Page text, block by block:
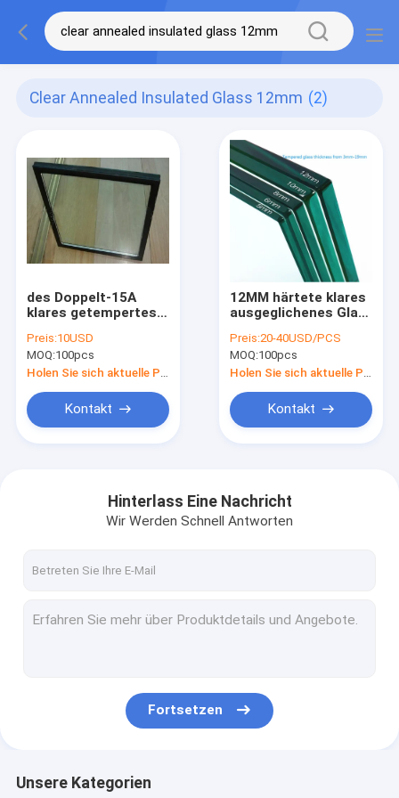
Clear Annealed Insulated Glass 12mm (2)
des Doppelt-15A
klares getempertes
Absorbieren fenster-
Glas-des Ersatz-
12mm
Preis:10USD
MOQ:100pcs
Kontakt
12MM härtete klares
ausgeglichenes Glas
Bronzerosa ab
Preis:20-40USD/PCS
MOQ:100pcs
Kontakt
Hinterlass Eine Nachricht
Wir Werden Schnell Antworten
Fortsetzen
Unsere Kategorien